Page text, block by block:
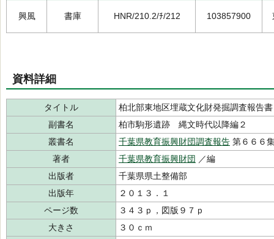
興風 書庫 HNR/210.2/ﾁ/212 103857900
資料詳細
タイトル
柏北部東地区埋蔵文化財発掘調査報告
副書名
柏市駒形遺跡 縄文時代以降編２
叢書名
千葉県教育振興財団調査報告 第６６６
著者
千葉県教育振興財団 ／編
出版者
千葉県県土整備部
出版年
２０１３．１
ページ数
３４３ｐ，図版９７ｐ
大きさ
３０ｃｍ